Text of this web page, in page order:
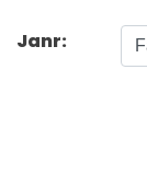
Janr: